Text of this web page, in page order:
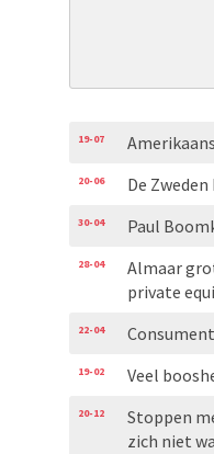
19-07
20-06 De
30-04 Paul
28-04
Almaar
private
22-04
19-02 Veel
20-12
Stoppen
zich niet